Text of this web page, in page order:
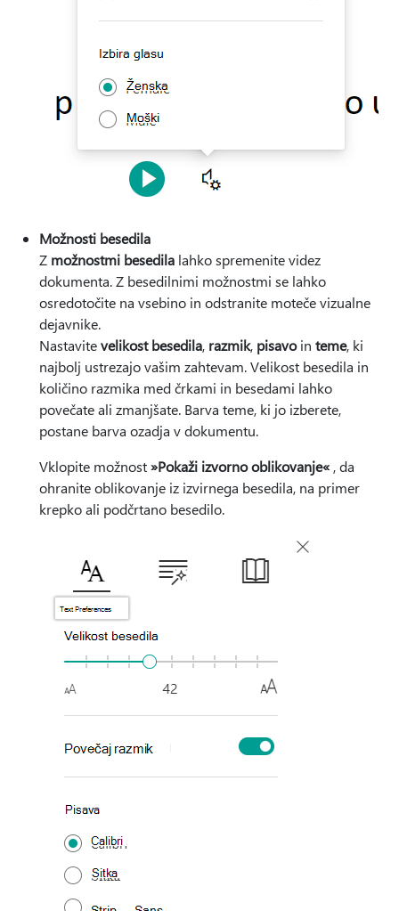
Možnosti besedila
Z možnostmi besedila lahko spremenite videz
dokumenta. Z besedilnimi možnostmi se lahko
osredotočite na vsebino in odstranite moteče vizualne
dejavnike.
Nastavitevelikost besedila, razmik, pisavoin teme, ki
najbolj ustrezajo vašim zahtevam. Velikost besedila in
količino razmika med črkami in besedami lahko
povečate ali zmanjšate. Barva teme, ki jo izberete,
postane barva ozadja v dokumentu.
Vklopite možnost»Pokaži izvorno oblikovanje«, da
ohranite oblikovanje iz izvirnega besedila, na primer
krepko ali podčrtano besedilo.